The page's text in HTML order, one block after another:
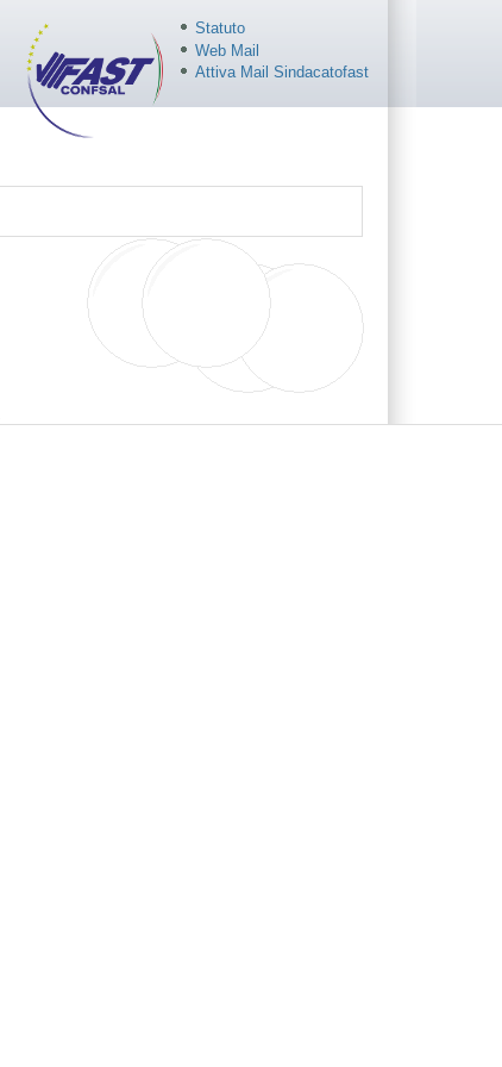
Statuto
Web Mail
Attiva Mail Sindacatofast